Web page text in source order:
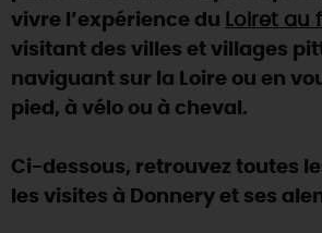
vivre l’expérience du Loiret au
visitant des villes et villages
naviguant sur la Loire ou en
pied, à vélo ou à cheval.
Ci-dessous, retrouvez toutes
les visites à Donnery et ses